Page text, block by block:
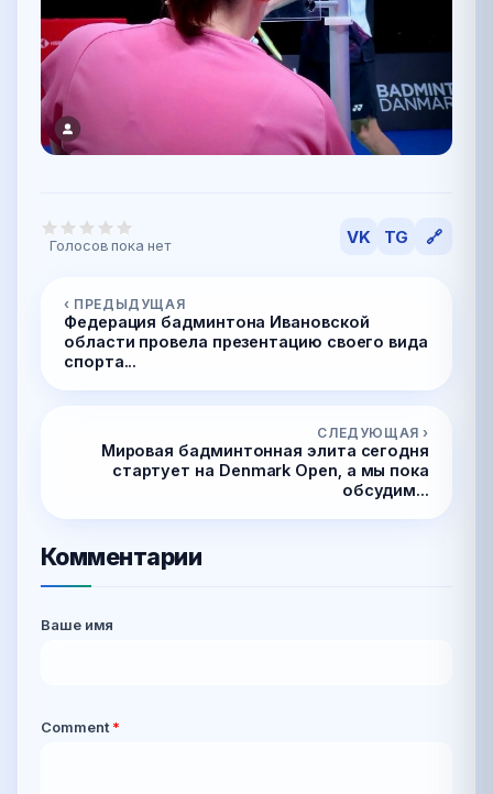
Голосов пока нет VK TG 🔗
‹ ПРЕДЫДУЩАЯ
Федерация бадминтона Ивановской
области провела презентацию своего вида
спорта...
СЛЕДУЮЩАЯ ›
Мировая бадминтонная элита сегодня
стартует на Denmark Open, а мы пока
обсудим...
Комментарии
Ваше имя
Comment *